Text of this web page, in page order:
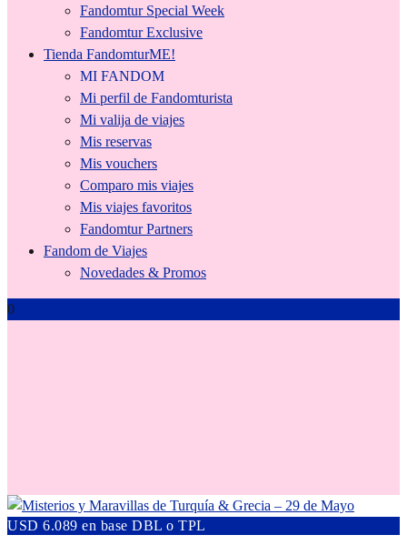
Fandomtur Special Week
Fandomtur Exclusive
Tienda FandomturME!
MI FANDOM
Mi perfil de Fandomturista
Mi valija de viajes
Mis reservas
Mis vouchers
Comparo mis viajes
Mis viajes favoritos
Fandomtur Partners
Fandom de Viajes
Novedades & Promos
0
USD 6.089 en base DBL o TPL